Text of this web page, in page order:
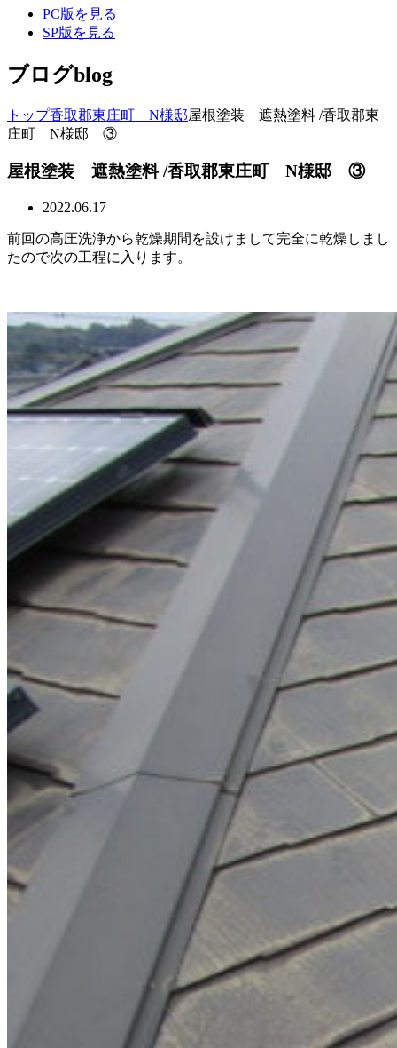
PC版を見る
SP版を見る
ブログblog
トップ香取郡東庄町 N様邸屋根塗装 遮熱塗料 /香取郡東
庄町 N様邸 ③
屋根塗装 遮熱塗料 /香取郡東庄町 N様邸 ③
2022.06.17
前回の高圧洗浄から乾燥期間を設けまして完全に乾燥しまし
たので次の工程に入ります。